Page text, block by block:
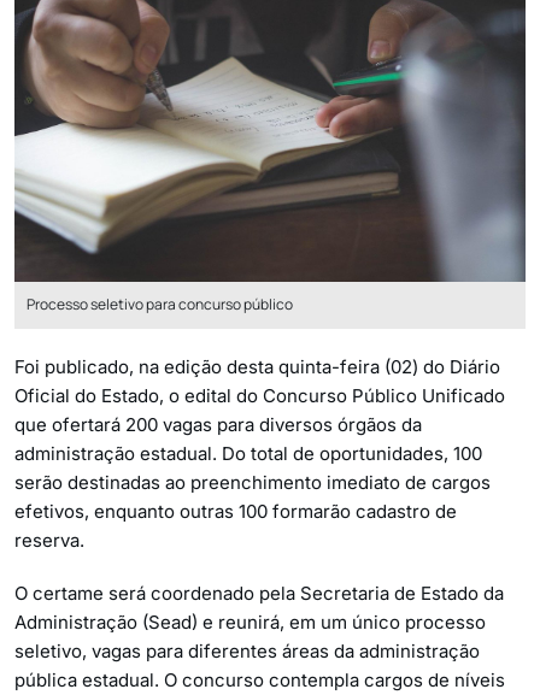
Processo seletivo para concurso público
Foi publicado, na edição desta quinta-feira (02) do Diário
Oficial do Estado, o edital do Concurso Público Unificado
que ofertará 200 vagas para diversos órgãos da
administração estadual. Do total de oportunidades, 100
serão destinadas ao preenchimento imediato de cargos
efetivos, enquanto outras 100 formarão cadastro de
reserva.
O certame será coordenado pela Secretaria de Estado da
Administração (Sead) e reunirá, em um único processo
seletivo, vagas para diferentes áreas da administração
pública estadual. O concurso contempla cargos de níveis